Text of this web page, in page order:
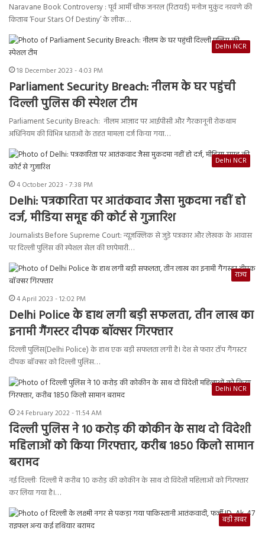
Naravane Book Controversy : पूर्व आर्मी चीफ जनरल (रिटायर्ड) मनोज मुकुंद नरवणे की
किताब ‘Four Stars Of Destiny’ के लीक…
Delhi NCR
18 December 2023 - 4:03 PM
Parliament Security Breach: नीलम के घर पहुंची
दिल्ली पुलिस की स्पेशल टीम
Parliament Security Breach: नीलम आज़ाद पर आईपीसी और गैरकानूनी रोकथाम
अधिनियम की विभिन्न धाराओं के तहत मामला दर्ज किया गया…
Delhi NCR
4 October 2023 - 7:38 PM
Delhi: पत्रकारिता पर आतंकवाद जैसा मुकदमा नहीं हो
दर्ज, मीडिया समूह की कोर्ट से गुजारिश
Journalists Before Supreme Court: न्यूज़क्लिक से जुड़े पत्रकार और लेखक के आवास
पर दिल्ली पुलिस की स्पेशल सेल की छापेमारी…
राज्य
4 April 2023 - 12:02 PM
Delhi Police के हाथ लगी बड़ी सफलता, तीन लाख का
इनामी गैंगस्टर दीपक बॉक्सर गिरफ्तार
दिल्ली पुलिस(Delhi Police) के हाथ एक बड़ी सफलता लगी है। देश से फरार टॉप गैंगस्टर
दीपक बॉक्सर को दिल्ली पुलिस…
Delhi NCR
24 February 2022 - 11:54 AM
दिल्ली पुलिस ने 10 करोड़ की कोकीन के साथ दो विदेशी
महिलाओं को किया गिरफ्तार, करीब 1850 किलो सामान
बरामद
नई दिल्लीः दिल्ली में करीब 10 करोड़ की कोकीन के साथ दो विदेशी महिलाओं को गिरफ्तार
कर लिया गया है।…
बड़ी ख़बर